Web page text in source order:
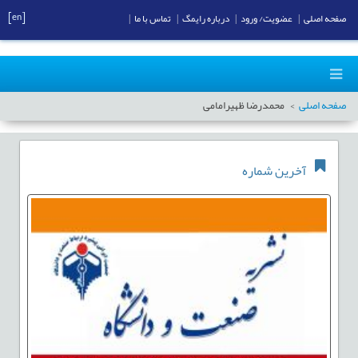
صفحه اصلی محمدرضا ظهیرامامی
آخرین شماره
صفحه اصلی عضویت/ ورود درباره رایمگ تماس با ما